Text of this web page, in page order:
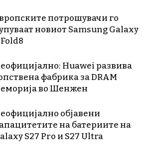
потрошувачи го
новиот Samsung Galaxy
Huawei развива
фабрика за DRAM
во Шенжен
објавени
на батериите на
S27 Pro и S27 Ultra